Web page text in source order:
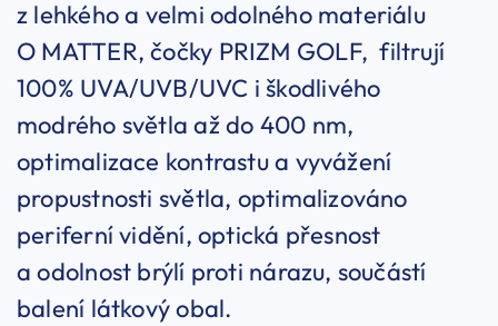
z lehkého a velmi odolného materiálu
O MATTER, čočky PRIZM GOLF, filtrují
100% UVA/UVB/UVC i škodlivého
modrého světla až do 400 nm,
optimalizace kontrastu a vyvážení
propustnosti světla, optimalizováno
periferní vidění, optická přesnost
a odolnost brýlí proti nárazu, součástí
balení látkový obal.